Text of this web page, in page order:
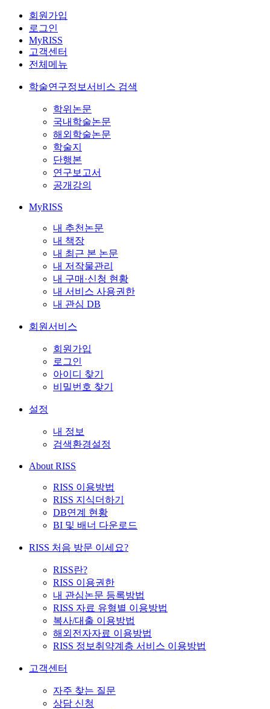
회원가입
로그인
MyRISS
고객센터
전체메뉴
학술연구정보서비스 검색
학위논문
국내학술논문
해외학술논문
학술지
단행본
연구보고서
공개강의
MyRISS
내 추천논문
내 책장
내 최근 본 논문
내 저작물관리
내 구매·신청 현황
내 서비스 사용권한
내 관심 DB
회원서비스
회원가입
로그인
아이디 찾기
비밀번호 찾기
설정
내 정보
검색환경설정
About RISS
RISS 이용방법
RISS 지식더하기
DB연계 현황
BI 및 배너 다운로드
RISS 처음 방문 이세요?
RISS란?
RISS 이용권한
내 관심논문 등록방법
RISS 자료 유형별 이용방법
복사/대출 이용방법
해외전자자료 이용방법
RISS 정보취약계층 서비스 이용방법
고객센터
자주 찾는 질문
상담 신청